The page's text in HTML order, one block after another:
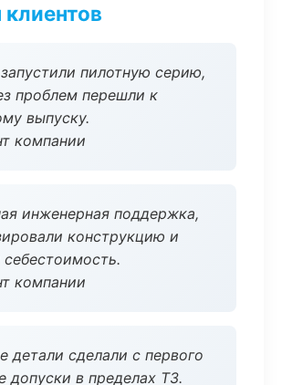
пилотную серию,
проблем перешли к
выпуску.
компании
инженерная поддержка,
конструкцию и
себестоимость.
компании
детали сделали с первого
допуски в пределах ТЗ.